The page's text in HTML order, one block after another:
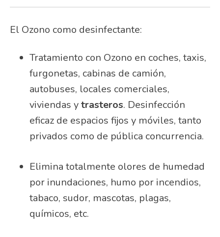
El Ozono como desinfectante:
Tratamiento con Ozono en coches, taxis,
furgonetas, cabinas de camión,
autobuses, locales comerciales,
viviendas ytrasteros. Desinfección
eficaz de espacios fijos y móviles, tanto
privados como de pública concurrencia.
Elimina totalmente olores de humedad
por inundaciones, humo por incendios,
tabaco, sudor, mascotas, plagas,
químicos, etc.